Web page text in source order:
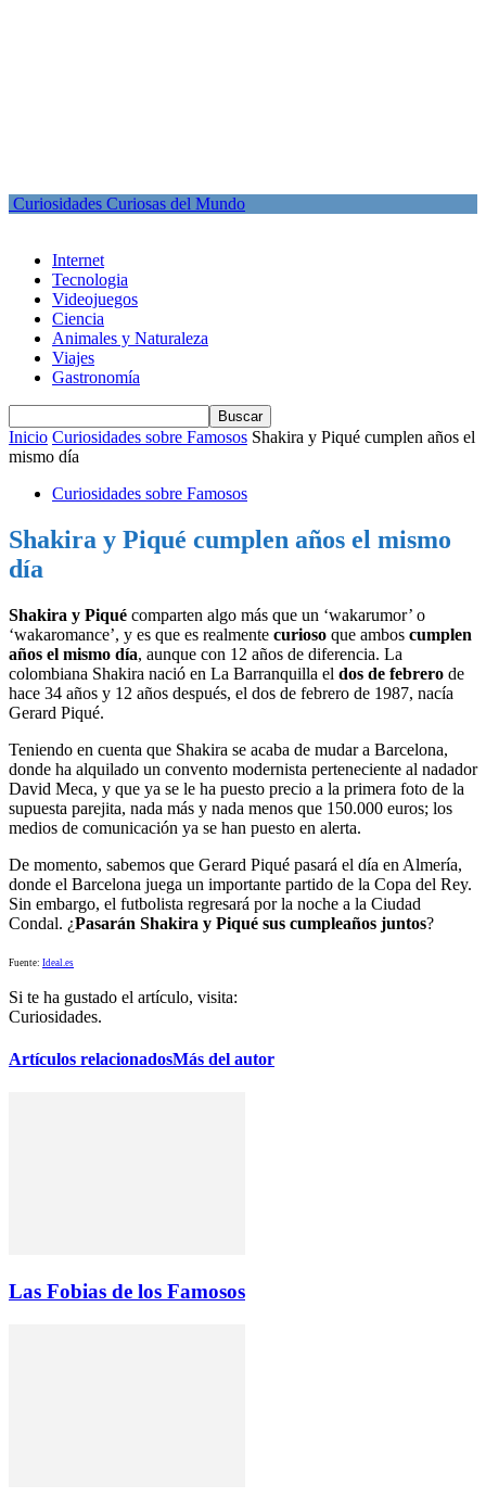
Curiosidades Curiosas del Mundo
Internet
Tecnologia
Videojuegos
Ciencia
Animales y Naturaleza
Viajes
Gastronomía
Inicio Curiosidades sobre Famosos Shakira y Piqué cumplen años el
mismo día
Curiosidades sobre Famosos
Shakira y Piqué cumplen años el mismo
día
Shakira y Piqué comparten algo más que un ‘wakarumor’ o
‘wakaromance’, y es que es realmente curioso que ambos cumplen
años el mismo día, aunque con 12 años de diferencia. La
colombiana Shakira nació en La Barranquilla el dos de febrero de
hace 34 años y 12 años después, el dos de febrero de 1987, nacía
Gerard Piqué.
Teniendo en cuenta que Shakira se acaba de mudar a Barcelona,
donde ha alquilado un convento modernista perteneciente al nadador
David Meca, y que ya se le ha puesto precio a la primera foto de la
supuesta parejita, nada más y nada menos que 150.000 euros; los
medios de comunicación ya se han puesto en alerta.
De momento, sabemos que Gerard Piqué pasará el día en Almería,
donde el Barcelona juega un importante partido de la Copa del Rey.
Sin embargo, el futbolista regresará por la noche a la Ciudad
Condal. ¿Pasarán Shakira y Piqué sus cumpleaños juntos?
Fuente: Ideal.es
Si te ha gustado el artículo, visita:
Curiosidades.
Artículos relacionadosMás del autor
Las Fobias de los Famosos